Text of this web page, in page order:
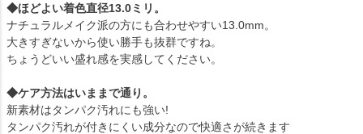
◆ほどよい着色直径13.0ミリ。
ナチュラルメイク派の方にも合わせやすい13.0mm。
大きすぎないから使い勝手も抜群ですね。
ちょうどいい盛れ感を実感してください。
◆ケア方法はいままで通り。
新素材はタンパク汚れにも強い!
タンパク汚れが付きにくい成分なので快適さが続きます